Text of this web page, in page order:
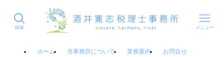
検索 メニュー
ホーム 当事務所について 業務案内 お問合せ